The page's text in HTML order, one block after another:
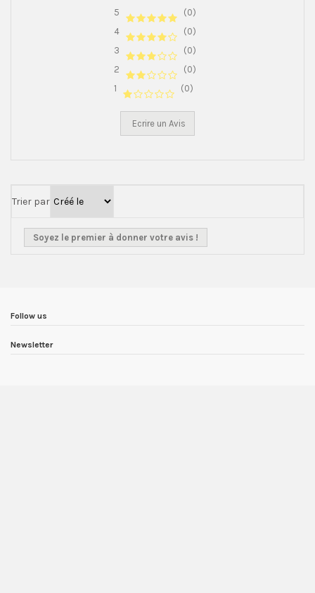
5
(0)
4
(0)
3
(0)
2
(0)
1
(0)
Ecrire un Avis
Trier par
Soyez le premier à donner votre avis !
Follow us
Newsletter